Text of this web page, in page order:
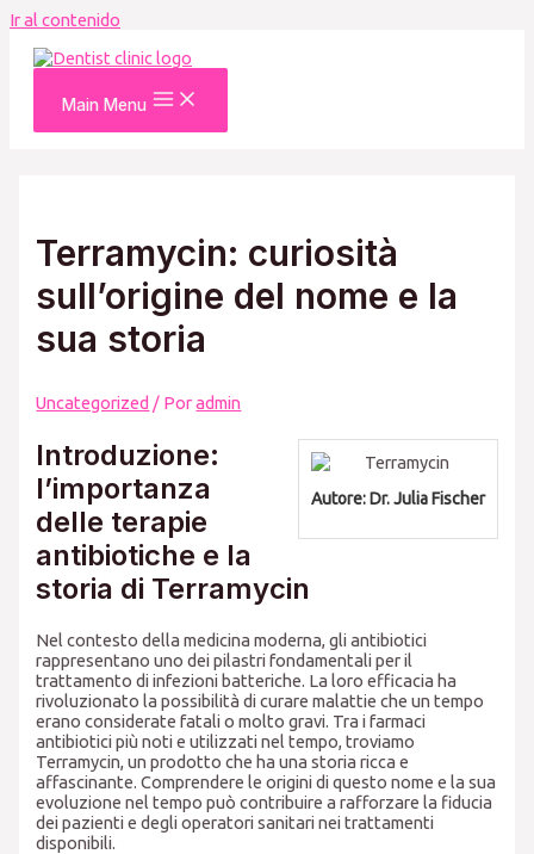
Ir al contenido
Main Menu
Terramycin: curiosità
sull’origine del nome e la
sua storia
Uncategorized / Poradmin
Autore:Dr. Julia Fischer
Introduzione:
l’importanza
delle terapie
antibiotiche e la
storia di Terramycin
Nel contesto della medicina moderna, gli antibiotici
rappresentano uno dei pilastri fondamentali per il
trattamento di infezioni batteriche. La loro efficacia ha
rivoluzionato la possibilità di curare malattie che un tempo
erano considerate fatali o molto gravi. Tra i farmaci
antibiotici più noti e utilizzati nel tempo, troviamo
Terramycin, un prodotto che ha una storia ricca e
affascinante. Comprendere le origini di questo nome e la sua
evoluzione nel tempo può contribuire a rafforzare la fiducia
dei pazienti e degli operatori sanitari nei trattamenti
disponibili.